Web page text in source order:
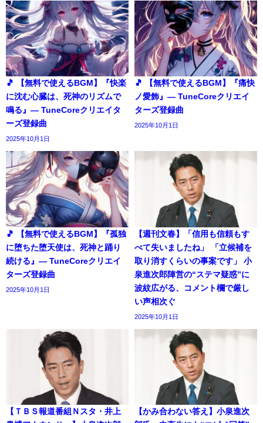
🎵 【無料で使えるBGM】『快楽
に沈む心臓は、死神のリズムで
鳴る』― TuneCoreクリエイタ
ーズ登録曲
2025年10月1日
🎵 【無料で使えるBGM】『痛快
ノ愛飾』― TuneCoreクリエイ
ターズ登録曲
2025年10月1日
🎵 【無料で使えるBGM】『孤独
に堕ちた堕天使は、死神と踊り
続ける』― TuneCoreクリエイ
ターズ登録曲
2025年10月1日
【週刊文春】「信用も信頼もす
べて失いましたね」 「立候補を
取り消すくらいの事案です」 小
泉進次郎陣営の“ステマ疑惑”に
波紋広がる、コメント欄で厳し
い声相次ぐ
2025年10月1日
【ＴＢＳ報道番組Ｎスタ・井上
【かみ合わない答え】小泉進次